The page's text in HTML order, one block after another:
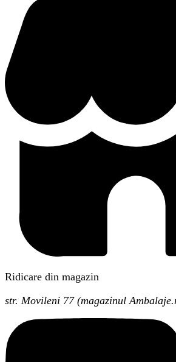
Ridicare din magazin
str. Movileni 77 (magazinul